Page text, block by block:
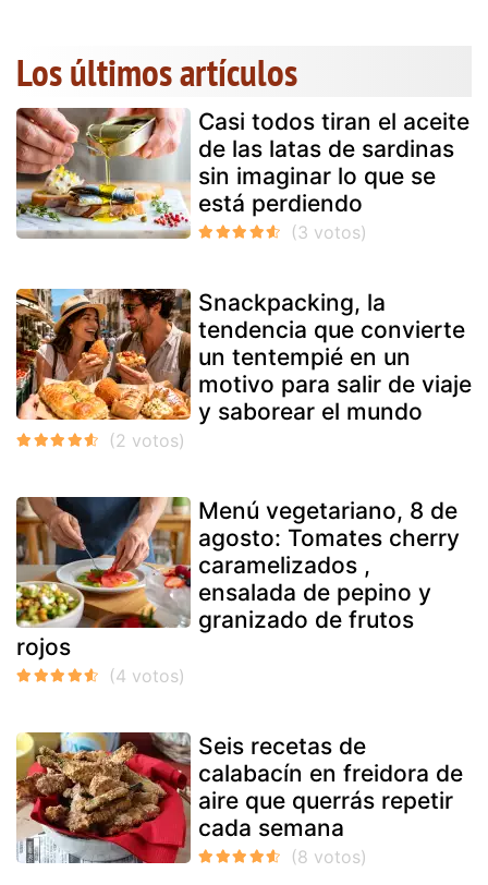
Los últimos artículos
Casi todos tiran el aceite
de las latas de sardinas
sin imaginar lo que se
está perdiendo
Snackpacking, la
tendencia que convierte
un tentempié en un
motivo para salir de viaje
y saborear el mundo
Menú vegetariano, 8 de
agosto: Tomates cherry
caramelizados ,
ensalada de pepino y
granizado de frutos
rojos
Seis recetas de
calabacín en freidora de
aire que querrás repetir
cada semana